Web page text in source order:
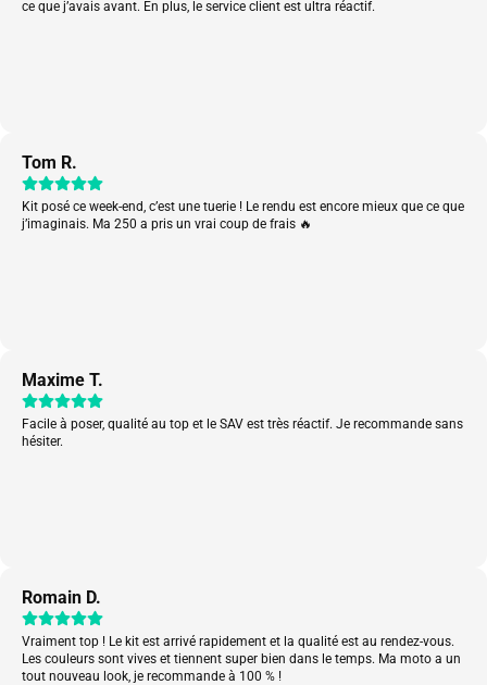
ce que j’avais avant. En plus, le service client est ultra réactif.
Tom R.
Kit posé ce week-end, c’est une tuerie ! Le rendu est encore mieux que ce que
j’imaginais. Ma 250 a pris un vrai coup de frais 🔥
Maxime T.
Facile à poser, qualité au top et le SAV est très réactif. Je recommande sans
hésiter.
Romain D.
Vraiment top ! Le kit est arrivé rapidement et la qualité est au rendez-vous.
Les couleurs sont vives et tiennent super bien dans le temps. Ma moto a un
tout nouveau look, je recommande à 100 % !